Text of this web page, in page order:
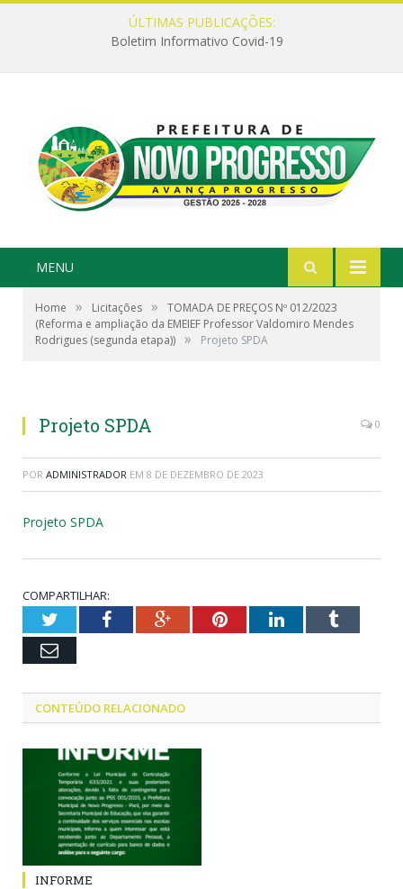
ÚLTIMAS PUBLICAÇÕES:
Boletim Informativo Covid-19
MENU
Home » Licitações »
TOMADA DE PREÇOS Nº 012/2023
(Reforma e ampliação da EMEIEF Professor Valdomiro Mendes
Rodrigues (segunda etapa)) » Projeto SPDA
Projeto SPDA 0
POR ADMINISTRADOR EM 8 DE DEZEMBRO DE 2023
Projeto SPDA
COMPARTILHAR:
TwitterFacebookGoogle+PinterestLinkedInTumblr
Email
CONTEÚDO RELACIONADO
INFORME